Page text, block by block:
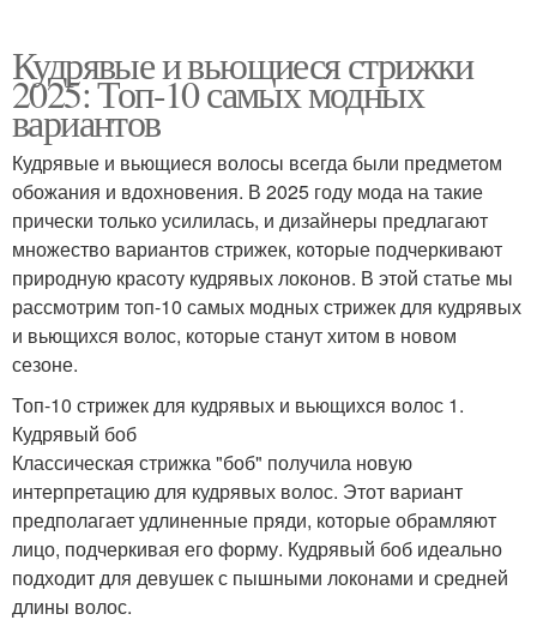
Кудрявые и вьющиеся стрижки
2025: Топ-10 самых модных
вариантов
Кудрявые и вьющиеся волосы всегда были предметом
обожания и вдохновения. В 2025 году мода на такие
прически только усилилась, и дизайнеры предлагают
множество вариантов стрижек, которые подчеркивают
природную красоту кудрявых локонов. В этой статье мы
рассмотрим топ-10 самых модных стрижек для кудрявых
и вьющихся волос, которые станут хитом в новом
сезоне.
Топ-10 стрижек для кудрявых и вьющихся волос 1.
Кудрявый боб
Классическая стрижка "боб" получила новую
интерпретацию для кудрявых волос. Этот вариант
предполагает удлиненные пряди, которые обрамляют
лицо, подчеркивая его форму. Кудрявый боб идеально
подходит для девушек с пышными локонами и средней
длины волос.